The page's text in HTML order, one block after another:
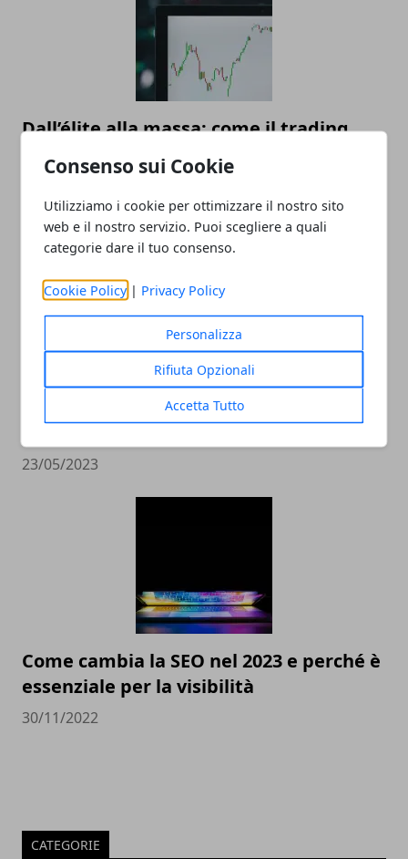
Consenso sui Cookie
Utilizziamo i cookie per ottimizzare il nostro sito
web e il nostro servizio. Puoi scegliere a quali
categorie dare il tuo consenso.
Cookie Policy | Privacy Policy
Personalizza
Rifiuta Opzionali
Accetta Tutto
Dall’élite alla massa: come il trading
automatico sta democratizzando
l’investimento
22/07/2025
Valutazione orologi Rolex online, come
scegliere il miglior compro Rolex online
23/05/2023
Come cambia la SEO nel 2023 e perché è
essenziale per la visibilità
30/11/2022
CATEGORIE